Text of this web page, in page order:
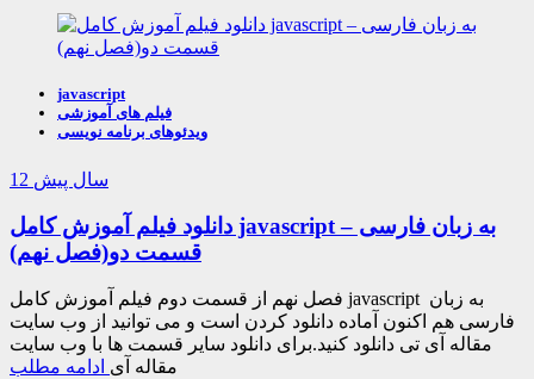
javascript
فیلم های آموزشی
ویدئوهای برنامه نویسی
12 سال پیش
دانلود فیلم آموزش کامل javascript به زبان فارسی –
قسمت دو(فصل نهم)
فصل نهم از قسمت دوم فیلم آموزش کامل javascript به زبان
فارسی هم اکنون آماده دانلود کردن است و می توانید از وب سایت
مقاله آی تی دانلود کنید.برای دانلود سایر قسمت ها با وب سایت
مقاله آی ادامه مطلب